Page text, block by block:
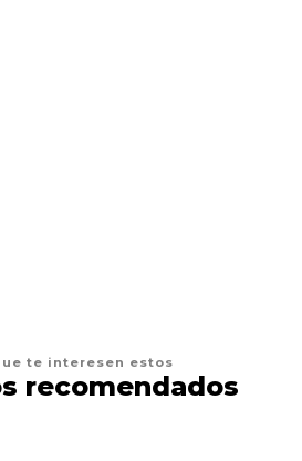
te interesen estos
recomendados